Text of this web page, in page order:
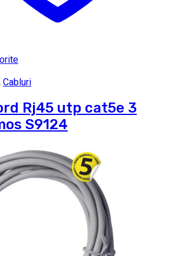
Cabluri
Rj45 utp cat5e 3
S9124